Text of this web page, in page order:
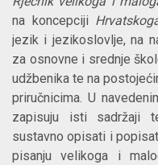
na koncepciji
jezik i jezikoslovlje, na
za osnovne i srednje
udžbenika te na
priručnicima. U
zapisuju isti sadržaji
sustavno opisati i
pisanju velikoga i